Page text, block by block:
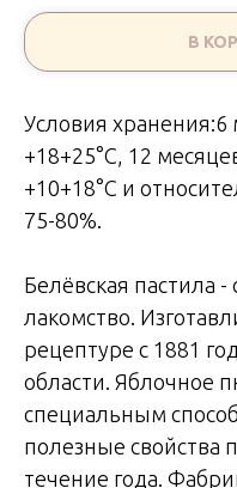
В
Условия
+18+25°С, 12
+10+18°С и
75-80%.
Белёвская пастила -
лакомство.
рецептуре с 1881
области. Яблочное
специальным
полезные свойства
течение года.